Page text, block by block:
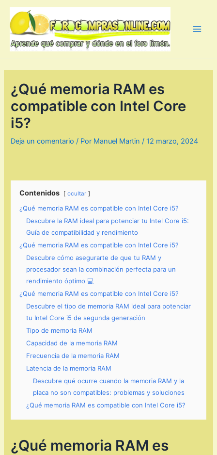
contenido
¿Qué memoria RAM es
compatible con Intel Core
i5?
Deja un comentario / Por Manuel Martin /12 marzo, 2024
Contenidos ocultar
¿Qué memoria RAM es compatible con Intel Core i5?
Descubre la RAM ideal para potenciar tu Intel Core i5:
Guía de compatibilidad y rendimiento
¿Qué memoria RAM es compatible con Intel Core i5?
Descubre cómo asegurarte de que tu RAM y
procesador sean la combinación perfecta para un
rendimiento óptimo 💻
¿Qué memoria RAM es compatible con Intel Core i5?
Descubre el tipo de memoria RAM ideal para potenciar
tu Intel Core i5 de segunda generación
Tipo de memoria RAM
Capacidad de la memoria RAM
Frecuencia de la memoria RAM
Latencia de la memoria RAM
Descubre qué ocurre cuando la memoria RAM y la
placa no son compatibles: problemas y soluciones
¿Qué memoria RAM es compatible con Intel Core i5?
¿Qué memoria RAM es